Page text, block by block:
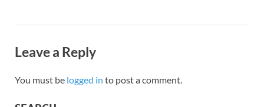
Leave a Reply
You must be logged in to post a comment.